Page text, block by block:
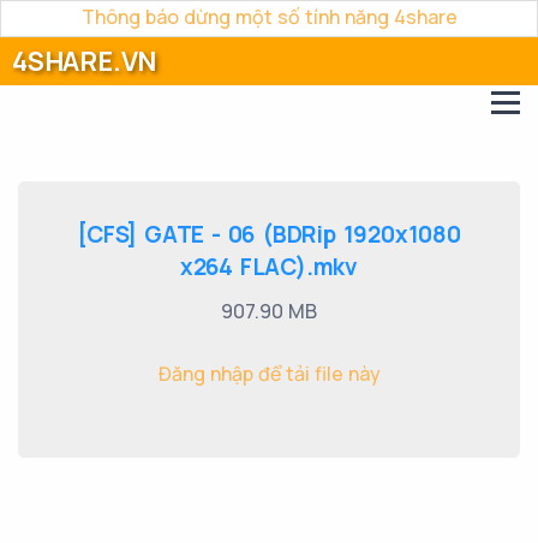
Thông báo dừng một số tính năng 4share
4SHARE.VN
[CFS] GATE - 06 (BDRip 1920x1080
x264 FLAC).mkv
907.90 MB
Đăng nhập để tải file này